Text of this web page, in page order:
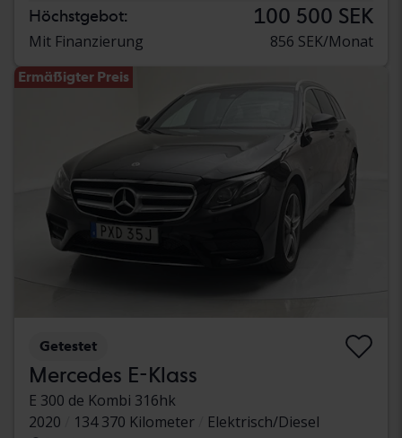
Höchstgebot: 100 500 SEK
Mit Finanzierung 856 SEK/Monat
Ermäßigter Preis
Getestet
Mercedes E-Klass
E 300 de Kombi 316hk
2020
134 370 Kilometer
Elektrisch/Diesel